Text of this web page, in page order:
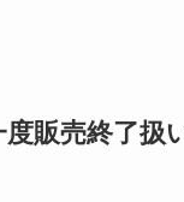
販売終了扱